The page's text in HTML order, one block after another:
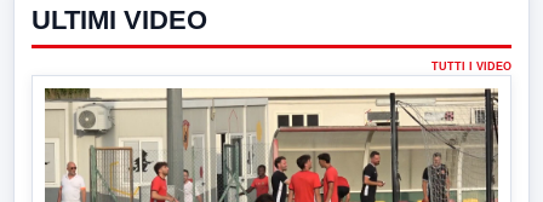
ULTIMI VIDEO
TUTTI I VIDEO